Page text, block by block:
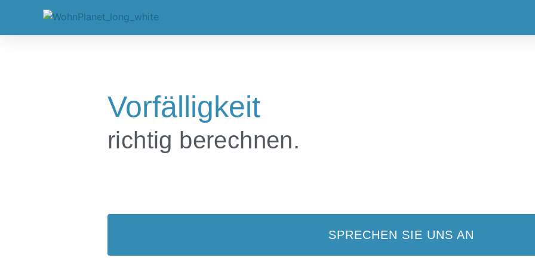
Vorfälligkeit
richtig berechnen.
SPRECHEN SIE UNS AN